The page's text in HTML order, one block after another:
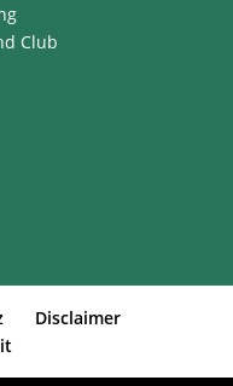
Club
Disclaimer